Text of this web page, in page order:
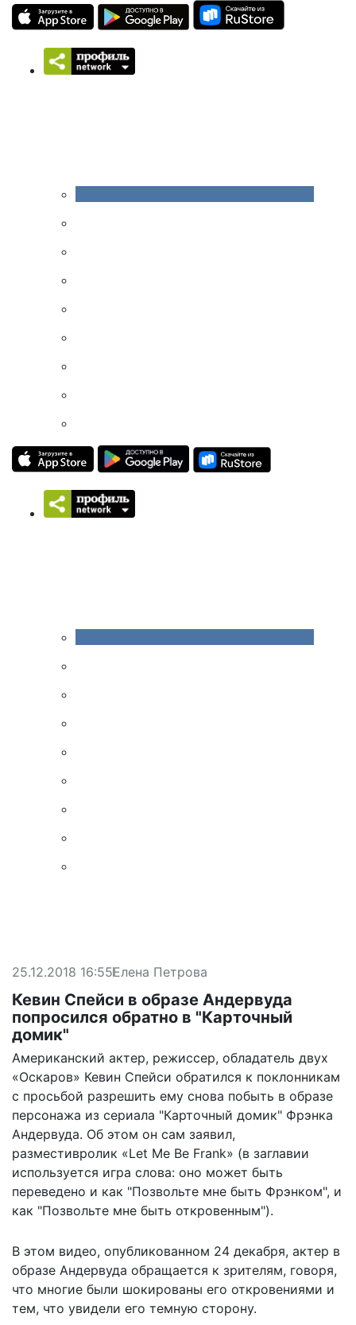
25.12.2018 16:55Елена Петрова
Кевин Спейси в образе Андервуда
попросился обратно в "Карточный
домик"
Американский актер, режиссер, обладатель двух
«Оскаров» Кевин Спейси обратился к поклонникам
с просьбой разрешить ему снова побыть в образе
персонажа из сериала "Карточный домик" Фрэнка
Андервуда. Об этом он сам заявил,
разместивролик «Let Me Be Frank» (в заглавии
используется игра слова: оно может быть
переведено и как "Позвольте мне быть Фрэнком", и
как "Позвольте мне быть откровенным").
В этом видео, опубликованном 24 декабря, актер в
образе Андервуда обращается к зрителям, говоря,
что многие были шокированы его откровениями и
тем, что увидели его темную сторону.